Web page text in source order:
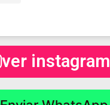
ver instagram